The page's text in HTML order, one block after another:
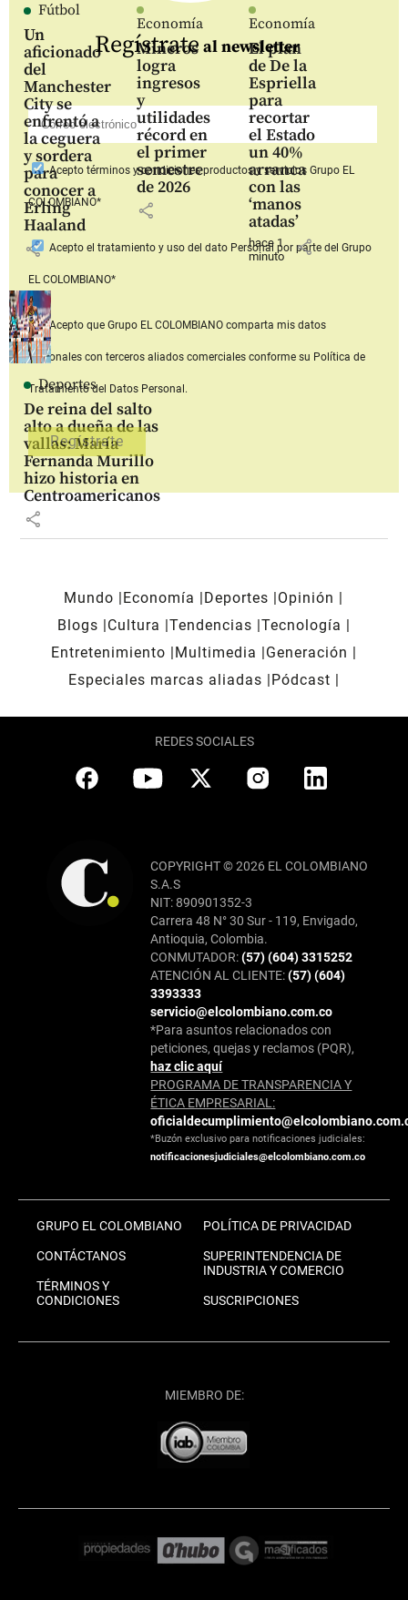
Fútbol
Un
aficionado
del
Manchester
City se
enfrentó a
la ceguera
y sordera
para
conocer a
Erling
Haaland
share
Economía
Mineros
logra
ingresos
y
utilidades
récord en
el primer
semestre
de 2026
share
Economía
El plan
de De la
Espriella
para
recortar
el Estado
un 40%
arranca
con las
‘manos
atadas’
hace 1
minuto
share
Deportes
De reina del salto
alto a dueña de las
vallas: María
Fernanda Murillo
hizo historia en
Centroamericanos
share
Regístrate al newsletter
Aceptotérminos y condiciones productos y serviciosGrupo EL
COLOMBIANO*
Acepto el tratamiento y uso del dato Personal por parte del Grupo
EL COLOMBIANO*
Acepto que Grupo EL COLOMBIANOcomparta mis datos
personales con terceros aliados comerciales conforme su Política de
Tratamiento del Datos Personal.
Mundo Economía Deportes
Opinión
Blogs
Cultura Tendencias Tecnología
Entretenimiento
Multimedia
Generación
Especiales marcas aliadas
Pódcast
REDES SOCIALES
COPYRIGHT © 2026 EL COLOMBIANO
S.A.S
NIT: 890901352-3
Carrera 48 N° 30 Sur - 119, Envigado,
Antioquia, Colombia.
CONMUTADOR:(57) (604) 3315252
ATENCIÓN AL CLIENTE:(57) (604)
3393333
servicio@elcolombiano.com.co
*Para asuntos relacionados con
peticiones, quejas y reclamos (PQR),
haz clic aquí
PROGRAMA DE TRANSPARENCIA Y
ÉTICA EMPRESARIAL:
*Buzón exclusivo para notificaciones judiciales:
notificacionesjudiciales@elcolombiano.com.co
GRUPO EL COLOMBIANO
CONTÁCTANOS
TÉRMINOS Y
CONDICIONES
POLÍTICA DE PRIVACIDAD
SUPERINTENDENCIA DE
INDUSTRIA Y COMERCIO
SUSCRIPCIONES
MIEMBRO DE: